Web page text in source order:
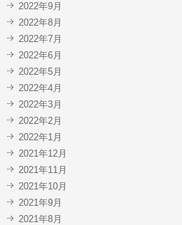
2022年9月
2022年8月
2022年7月
2022年6月
2022年5月
2022年4月
2022年3月
2022年2月
2022年1月
2021年12月
2021年11月
2021年10月
2021年9月
2021年8月